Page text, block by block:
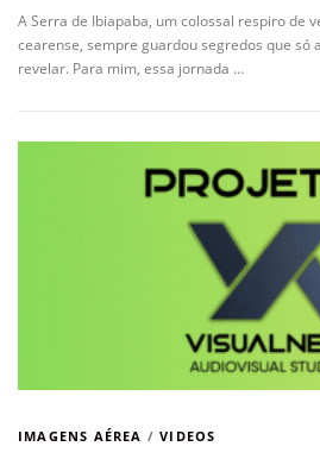
A Serra de Ibiapaba, um colossal respiro de
cearense, sempre guardou segredos que só
revelar. Para mim, essa jornada …
IMAGENS AÉREA /VIDEOS